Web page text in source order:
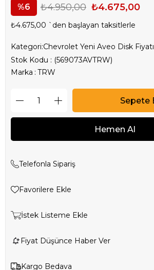
6 ₺4.950,00 ₺4.675,00
₺4.675,00 `den başlayan taksitlerle
Kategori:Chevrolet Yeni Aveo Disk Fiyatı
Stok Kodu
(569073AVTRW)
Marka : TRW
Telefonla Sipariş
Favorilere Ekle
İstek Listeme Ekle
Fiyat Düşünce Haber Ver
Kargo Bedava